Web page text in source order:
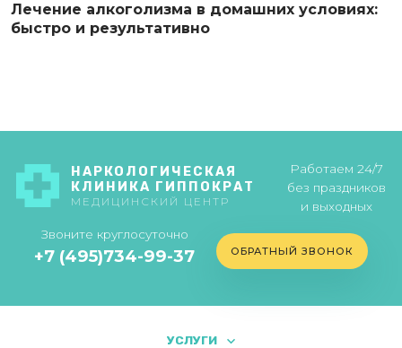
Лечение алкоголизма в домашних условиях:
быстро и результативно
НАРКОЛОГИЧЕСКАЯ
КЛИНИКА ГИППОКРАТ
МЕДИЦИНСКИЙ ЦЕНТР
Работаем 24/7
без праздников
и выходных
Звоните круглосуточно
+7 (495)734-99-37 ОБРАТНЫЙ ЗВОНОК
УСЛУГИ